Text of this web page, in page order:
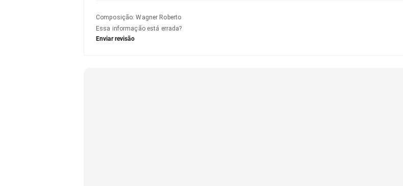
Composição:Wagner Roberto
Essa informação está errada?
Enviar revisão